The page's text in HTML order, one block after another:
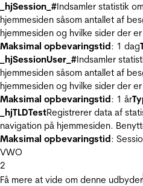
_hjSession_#Indsamler statistik
hjemmesiden såsom antallet af
hjemmesiden og hvilke sider der
Maksimal opbevaringstid: 1 dag
_hjSessionUser_#Indsamler
hjemmesiden såsom antallet af
hjemmesiden og hvilke sider der
Maksimal opbevaringstid: 1 år
_hjTLDTestRegistrerer data af
navigation på hjemmesiden.
Maksimal opbevaringstid:
VWO
2
Få mere at vide om denne udbyder